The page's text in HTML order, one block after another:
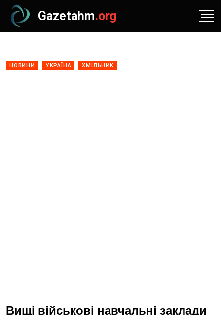
Gazetahm.org
НОВИНИ УКРАЇНА ХМІЛЬНИК
Вищі військові навчальні заклади